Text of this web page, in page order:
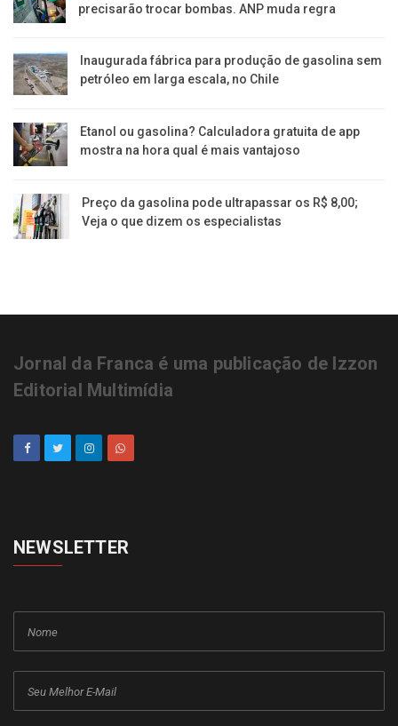
precisarão trocar bombas. ANP muda regra
Inaugurada fábrica para produção de gasolina sem
petróleo em larga escala, no Chile
Etanol ou gasolina? Calculadora gratuita de app
mostra na hora qual é mais vantajoso
Preço da gasolina pode ultrapassar os R$ 8,00;
Veja o que dizem os especialistas
Jornal da Franca é uma publicação de Izzon
Editorial Multimídia
NEWSLETTER